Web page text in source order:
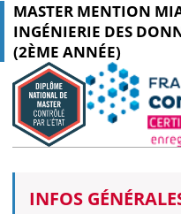
MASTER MENTION
INGÉNIERIE DES
(2ÈME ANNÉE)
INFOS